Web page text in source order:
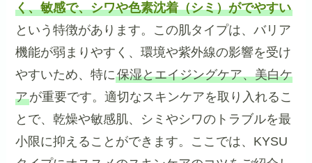
く、敏感で、シワや色素沈着（シミ）がでやすい
という特徴があります。この肌タイプは、バリア
機能が弱まりやすく、環境や紫外線の影響を受け
やすいため、特に保湿とエイジングケア、美白ケ
アが重要です。適切なスキンケアを取り入れるこ
とで、乾燥や敏感肌、シミやシワのトラブルを最
小限に抑えることができます。ここでは、KYSU